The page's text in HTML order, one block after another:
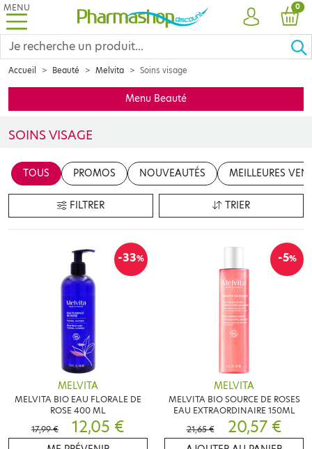
MENU
COMPTE
0
Accueil Beauté Melvita Soins visage
Menu Beauté
SOINS VISAGE
TOUS
PROMOS NOUVEAUTÉS MEILLEURES
FILTRER TRIER
-33%
MELVITA
MELVITA BIO EAU FLORALE DE
ROSE 400 ML
17,99 €
12,05 €
-5%
MELVITA
MELVITA BIO SOURCE DE ROSES
EAU EXTRAORDINAIRE 150ML
21,65 €
20,57 €